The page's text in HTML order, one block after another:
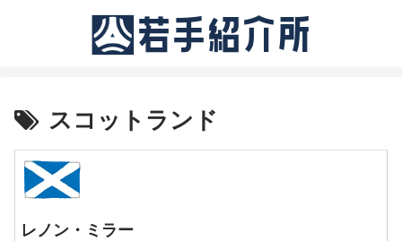
スコットランド
レノン・ミラー